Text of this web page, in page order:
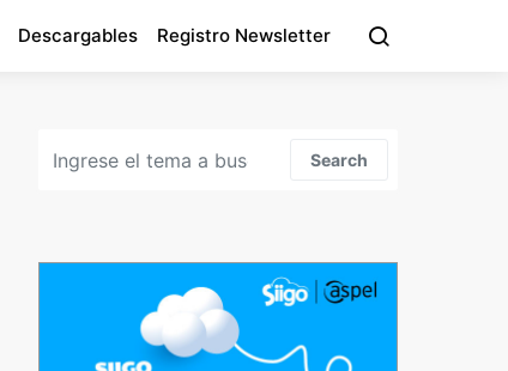
Descargables Registro Newsletter
Search